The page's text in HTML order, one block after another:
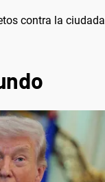
contra la